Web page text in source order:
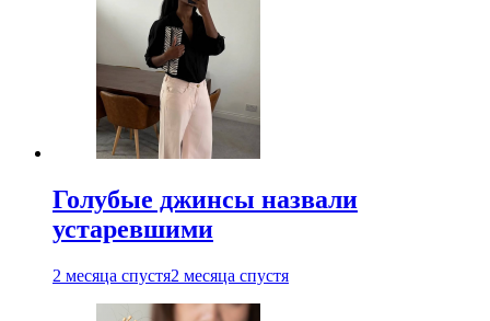
Голубые джинсы назвали
устаревшими
2 месяца спустя2 месяца спустя